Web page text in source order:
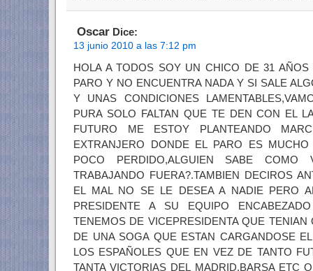
Oscar Dice:
13 junio 2010 a las 7:12 pm
HOLA A TODOS SOY UN CHICO DE 31
PARO Y NO ENCUENTRA NADA Y SI SALE
Y UNAS CONDICIONES
PURA SOLO FALTAN QUE TE DEN CON EL
FUTURO ME ESTOY PLANTEANDO
EXTRANJERO DONDE EL PARO ES
POCO PERDIDO,ALGUIEN SABE
TRABAJANDO FUERA?.TAMBIEN DECIROS
EL MAL NO SE LE DESEA A NADIE PERO
PRESIDENTE A SU EQUIPO
TENEMOS DE VICEPRESIDENTA QUE
DE UNA SOGA QUE ESTAN CARGANDOSE
LOS ESPAÑOLES QUE EN VEZ DE TANTO
TANTA VICTORIAS DEL MADRID,BARSA ETC